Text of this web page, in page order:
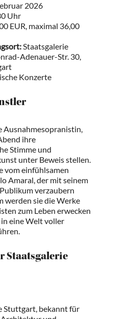
2026
Uhr
EUR, maximal 36,00
Staatsgalerie
Adenauer-Str. 30,
Konzerte
Ausnahmesopranistin,
ihre
Stimme und
unter Beweis stellen.
vom einfühlsamen
Amaral, der mit seinem
verzaubern
werden sie die Werke
zum Leben erwecken
eine Welt voller
Staatsgalerie
Stuttgart, bekannt für